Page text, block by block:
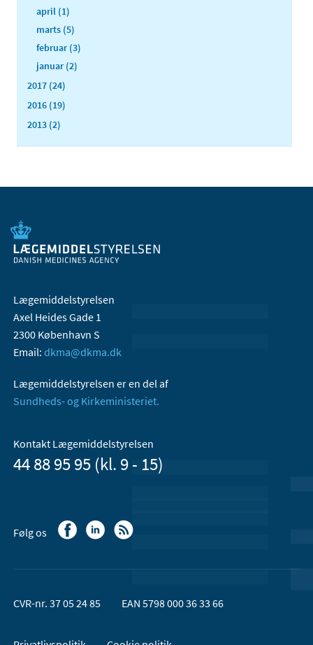
april (1)
marts (5)
februar (3)
januar (2)
2017 (24)
2016 (19)
2013 (2)
Lægemiddelstyrelsen
Axel Heides Gade 1
2300 København S
Email: dkma@dkma.dk
Lægemiddelstyrelsen er en del af
Sundheds- og Kirkeministeriet.
Kontakt Lægemiddelstyrelsen
44 88 95 95 (kl. 9 - 15)
Følg os
CVR-nr. 37 05 24 85 EAN 5798 000 36 33 66